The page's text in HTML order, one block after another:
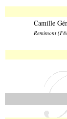
Camille
Remimont